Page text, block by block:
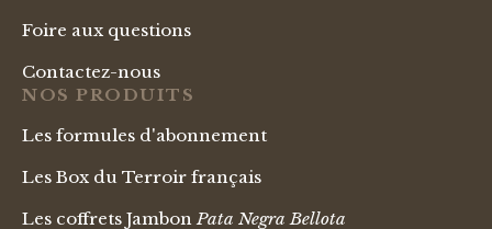
Foire aux questions
Contactez-nous
NOS PRODUITS
Les formules d'abonnement
Les Box du Terroir français
Les coffrets JambonPata Negra Bellota